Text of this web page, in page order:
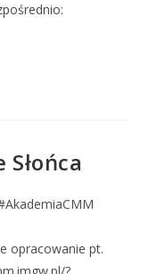
opracowanie pt.